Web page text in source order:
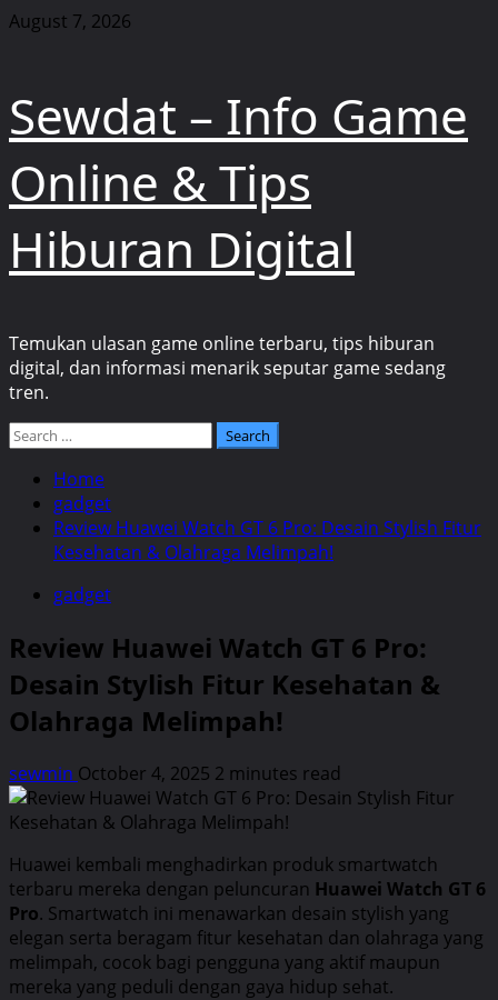
Skip
August 7, 2026
Sewdat – Info Game
Online & Tips
Hiburan Digital
Temukan ulasan game online terbaru, tips hiburan
digital, dan informasi menarik seputar game sedang
tren.
Primary
Search
Home
gadget
Review Huawei Watch GT 6 Pro: Desain Stylish Fitur
Kesehatan & Olahraga Melimpah!
gadget
Review Huawei Watch GT 6 Pro:
Desain Stylish Fitur Kesehatan &
Olahraga Melimpah!
sewmin October 4, 2025 2 minutes read
Huawei kembali menghadirkan produk smartwatch
terbaru mereka dengan peluncuran Huawei Watch GT 6
Pro. Smartwatch ini menawarkan desain stylish yang
elegan serta beragam fitur kesehatan dan olahraga yang
melimpah, cocok bagi pengguna yang aktif maupun
mereka yang peduli dengan gaya hidup sehat.